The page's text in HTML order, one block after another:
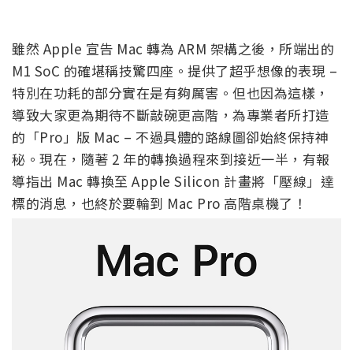
雖然 Apple 宣告 Mac 轉為 ARM 架構之後，所端出的
M1 SoC 的確堪稱技驚四座。提供了超乎想像的表現 –
特別在功耗的部分實在是有夠厲害。但也因為這樣，
導致大家更為期待不斷敲碗更高階，為專業者所打造
的「Pro」版 Mac – 不過具體的路線圖卻始終保持神
秘。現在，隨著 2 年的轉換過程來到接近一半，有報
導指出 Mac 轉換至 Apple Silicon 計畫將「壓線」達
標的消息，也終於要輪到 Mac Pro 高階桌機了！